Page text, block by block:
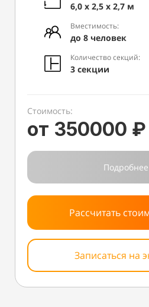
6,0 х 2,5 х 2,7 м
Вместимость:
до 8 человек
Количество секций:
3 секции
Стоимость:
от 350000 ₽
Подробнее
Рассчитать
Записаться на